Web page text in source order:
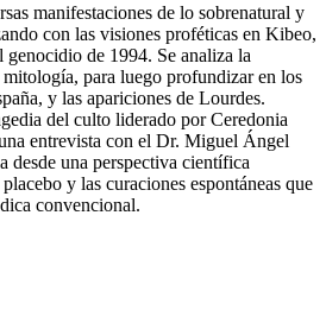
manifestaciones de lo sobrenatural y
con las visiones proféticas en Kibeo,
de 1994. Se analiza la
para luego profundizar en los
y las apariciones de Lourdes.
del culto liderado por Ceredonia
entrevista con el Dr. Miguel Ángel
desde una perspectiva científica
y las curaciones espontáneas que
convencional.